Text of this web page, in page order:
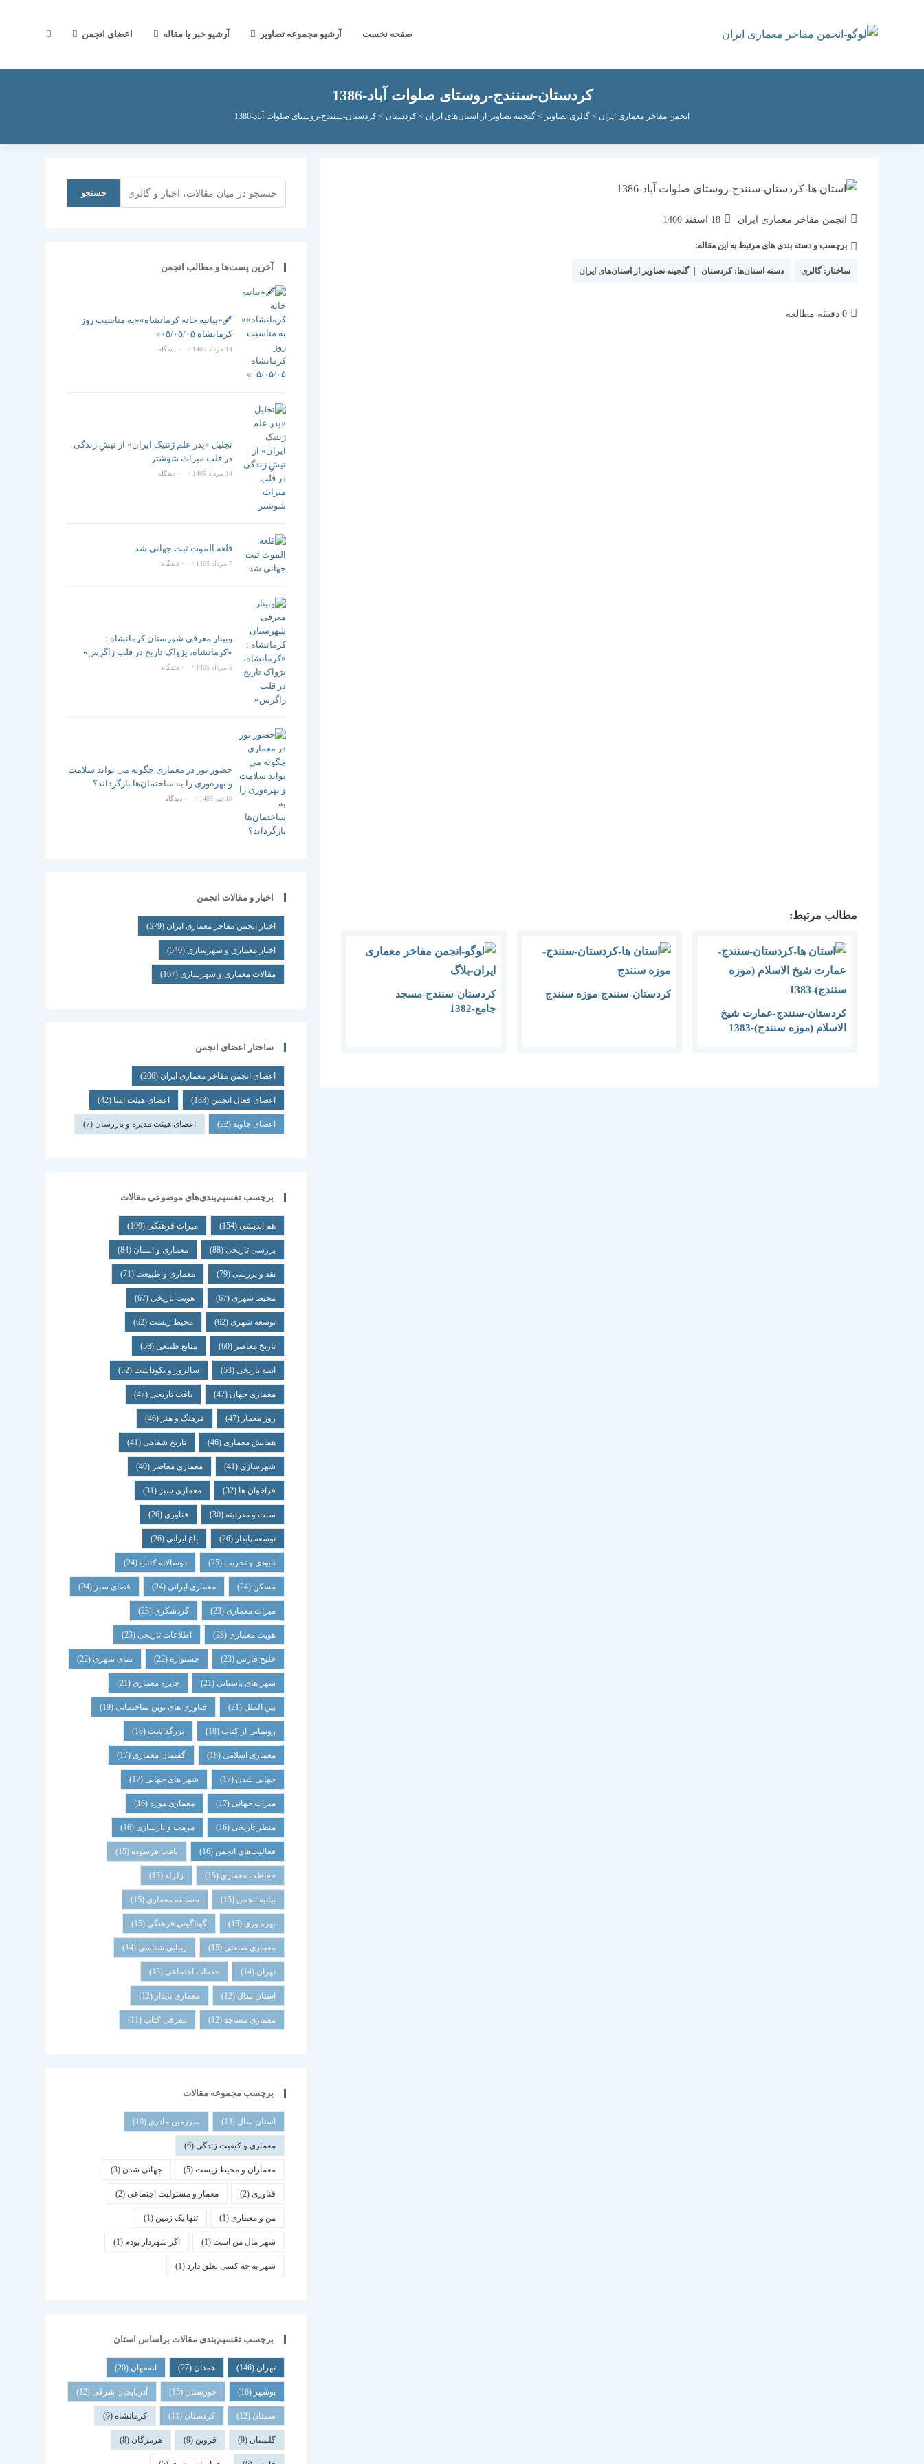
صفحه نخست آرشیو مجموعه تصاویر آرشیو خبر یا مقاله اعضای انجمن جستجوی
کردستان-سنندج-روستای صلوات آباد-1386
انجمن مفاخر معماری ایران > گالری تصاویر > گنجینه تصاویر از استان‌های ایران > کردستان > کردستان-سنندج-روستای صلوات آباد-1386
نویسندهٔ
انجمن مفاخر معماری ایران
نوشته
شده
18 اسفند 1400
دسته‌برچسب و دسته بندی های مرتبط به این مقاله:
ساختار:گالری دسته استان‌ها:کردستان گنجینه تصاویر از استان‌های ایران
زمان
0 دقیقه مطالعه
مطالب مرتبط:
کردستان-سنندج-عمارت شیخ
الاسلام (موزه سنندج)-1383
کردستان-سنندج-موزه سنندج
کردستان-سنندج-مسجد
جامع-1382
جستجو
آخرین پست‌ها و مطالب انجمن
🖋️«بیانیه خانه کرمانشاه»«به مناسبت روز
کرمانشاه ۰۵/۰۵/۰۵»
14 مرداد 1405 / ۰ دیدگاه
تجلیل «پدر علم ژنتیک ایران» از تپشِ زندگی
در قلب میراث شوشتر
14 مرداد 1405 / ۰ دیدگاه
قلعه الموت ثبت جهانی شد
7 مرداد 1405 / ۰ دیدگاه
وبینار معرفی شهرستان کرمانشاه :
«کرمانشاه، پژواک تاریخ در قلب زاگرس»
5 مرداد 1405 / ۰ دیدگاه
حضور نور در معماری چگونه می تواند سلامت
و بهره‌وری را به ساختمان‌ها بازگرداند؟
10 تیر 1405 / ۰ دیدگاه
اخبار و مقالات انجمن
اخبار انجمن مفاخر معماری ایران (579)
اخبار معماری و شهرسازی(540)
مقالات معماری و شهرسازی(167)
ساختار اعضای انجمن
اعضای انجمن مفاخر معماری ایران (206)
اعضای فعال انجمن (183) اعضای هیئت امنا (42)
اعضای جاوید(22) اعضای هیئت مدیره و بازرسان (7)
برچسب تقسیم‌بندی‌های موضوعی مقالات
هم اندیشی(154) میراث فرهنگی(109)
بررسی تاریخی(88) معماری و انسان (84)
نقد و بررسی(79) معماری و طبیعت(71)
محیط شهری(67) هویت تاریخی(67)
توسعه شهری(62) محیط زیست(62)
تاریخ معاصر (60) منابع طبیعی(58)
ابنیه تاریخی(53) سالروز و نکوداشت(52)
معماری جهان (47) بافت تاریخی(47)
روز معمار (47) فرهنگ و هنر (46)
همایش معماری(46) تاریخ شفاهی(41)
شهرسازی(41) معماری معاصر (40)
فراخوان ها (32) معماری سبز (31)
سنت و مدرنیته (30) فناوری(26)
توسعه پایدار (26) باغ ایرانی(26)
نابودی و تخریب(25) دوسالانه کتاب(24)
مسکن (24) معماری ایرانی(24) فضای سبز (24)
میراث معماری(23) گردشگری(23)
هویت معماری(23) اطلاعات تاریخی(23)
خلیج فارس (23) جشنواره (22) نمای شهری(22)
شهر های باستانی(21) جایزه معماری(21)
بین الملل (21) فناوری های نوین ساختمانی(19)
رونمایی از کتاب(18) بزرگداشت(18)
معماری اسلامی(18) گفتمان معماری(17)
جهانی شدن (17) شهر های جهانی(17)
میراث جهانی(17) معماری موزه (16)
منظر تاریخی(16) مرمت و بازسازی(16)
فعالیت‌های انجمن (16) بافت فرسوده (15)
حفاظت معماری (15) زلزله (15)
بیانیه انجمن (15) مسابقه معماری (15)
بهره وری (15) گوناگونی فرهنگی (15)
معماری صنعتی (15) زیبایی شناسی (14)
تهران (14) خدمات اجتماعی (13)
استان سال (12) معماری پایدار (12)
معماری مساجد(12) معرفی کتاب (11)
برچسب مجموعه مقالات
استان سال (13) سرزمین مادری (10)
معماری و کیفیت زندگی(6)
معماران و محیط زیست(5) جهانی شدن (3)
فناوری(2) معمار و مسئولیت اجتماعی(2)
من و معماری(1) تنها یک زمین (1)
شهر مال من است(1) اگر شهردار بودم (1)
شهر به چه کسی تعلق دارد(1)
برچسب تقسیم‌بندی مقالات براساس استان
تهران (146) همدان (27) اصفهان (20)
بوشهر (16) خوزستان (15) آذربایجان شرقی (12)
سمنان (12) کردستان (11) کرمانشاه(9)
گلستان (9) قزوین (9) هرمزگان (8)